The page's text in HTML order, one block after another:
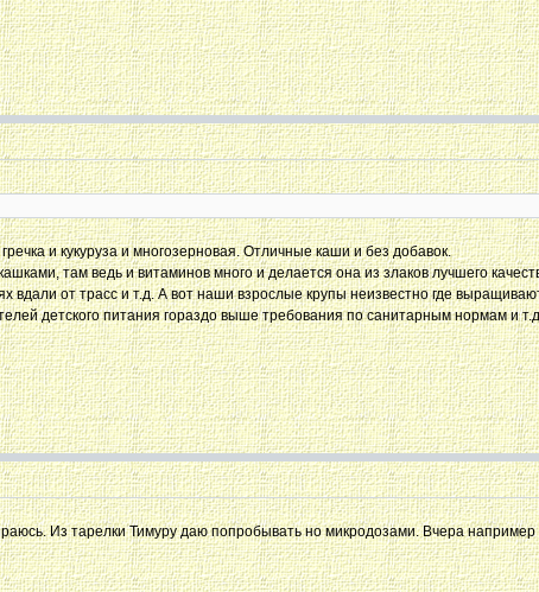
и кукуруза и многозерновая. Отличные каши и без добавок.
там ведь и витаминов много и делается она из злаков лучшего
вдали от трасс и т.д. А вот наши взрослые крупы неизвестно где
детского питания гораздо выше требования по санитарным нормам и
Из тарелки Тимуру даю попробывать но микродозами. Вчера например